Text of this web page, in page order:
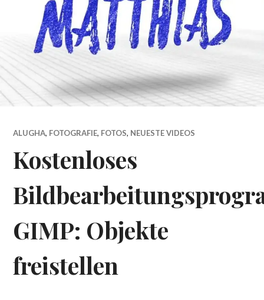
ALUGHA, FOTOGRAFIE, FOTOS, NEUESTE VIDEOS
Kostenloses
GIMP: Objekte
freistellen